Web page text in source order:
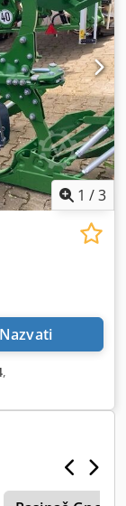
1 /3
Nazvati
,